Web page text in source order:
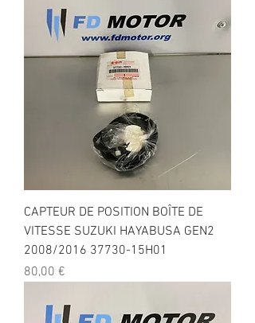
CAPTEUR DE POSITION BOÎTE DE
VITESSE SUZUKI HAYABUSA GEN2
2008/2016 37730-15H01
Prix
80,00 €